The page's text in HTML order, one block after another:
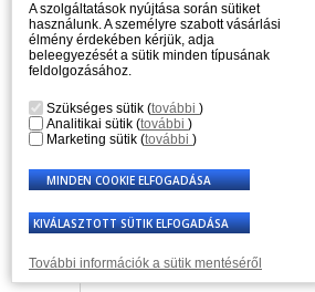
Mindent a vásárlásról
A szállítás árai
Nagykereskedés
Reklamációs szabályzat
Üzleti feltételek
A személyes adatok feldolgozása
© 2007 - 2026 Laptop-
A szolgáltatások nyújtása során sütiket
használunk. A személyre szabott vásárlási
élmény érdekében kérjük, adja
beleegyezését a sütik minden típusának
feldolgozásához.
Szükséges sütik (további )
Analitikai sütik (további )
Marketing sütik (további )
További információk a sütik mentéséről